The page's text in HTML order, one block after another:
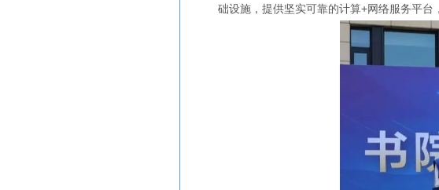
础设施，提供坚实可靠的计算+网络服务平台